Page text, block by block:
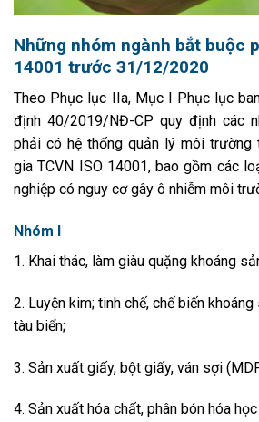
Những nhóm ngành bắt buộc
14001 trước 31/12/2020
Theo Phục lục IIa, Mục I Phục lục
định 40/2019/NĐ-CP quy định các
phải có hệ thống quản lý môi trường
gia TCVN ISO 14001, bao gồm các
nghiệp có nguy cơ gây ô nhiễm môi
Nhóm I
1. Khai thác, làm giàu quặng khoáng
2. Luyện kim; tinh chế, chế biến
tàu biển;
3. Sản xuất giấy, bột giấy, ván sợi
4. Sản xuất hóa chất, phân bón hóa